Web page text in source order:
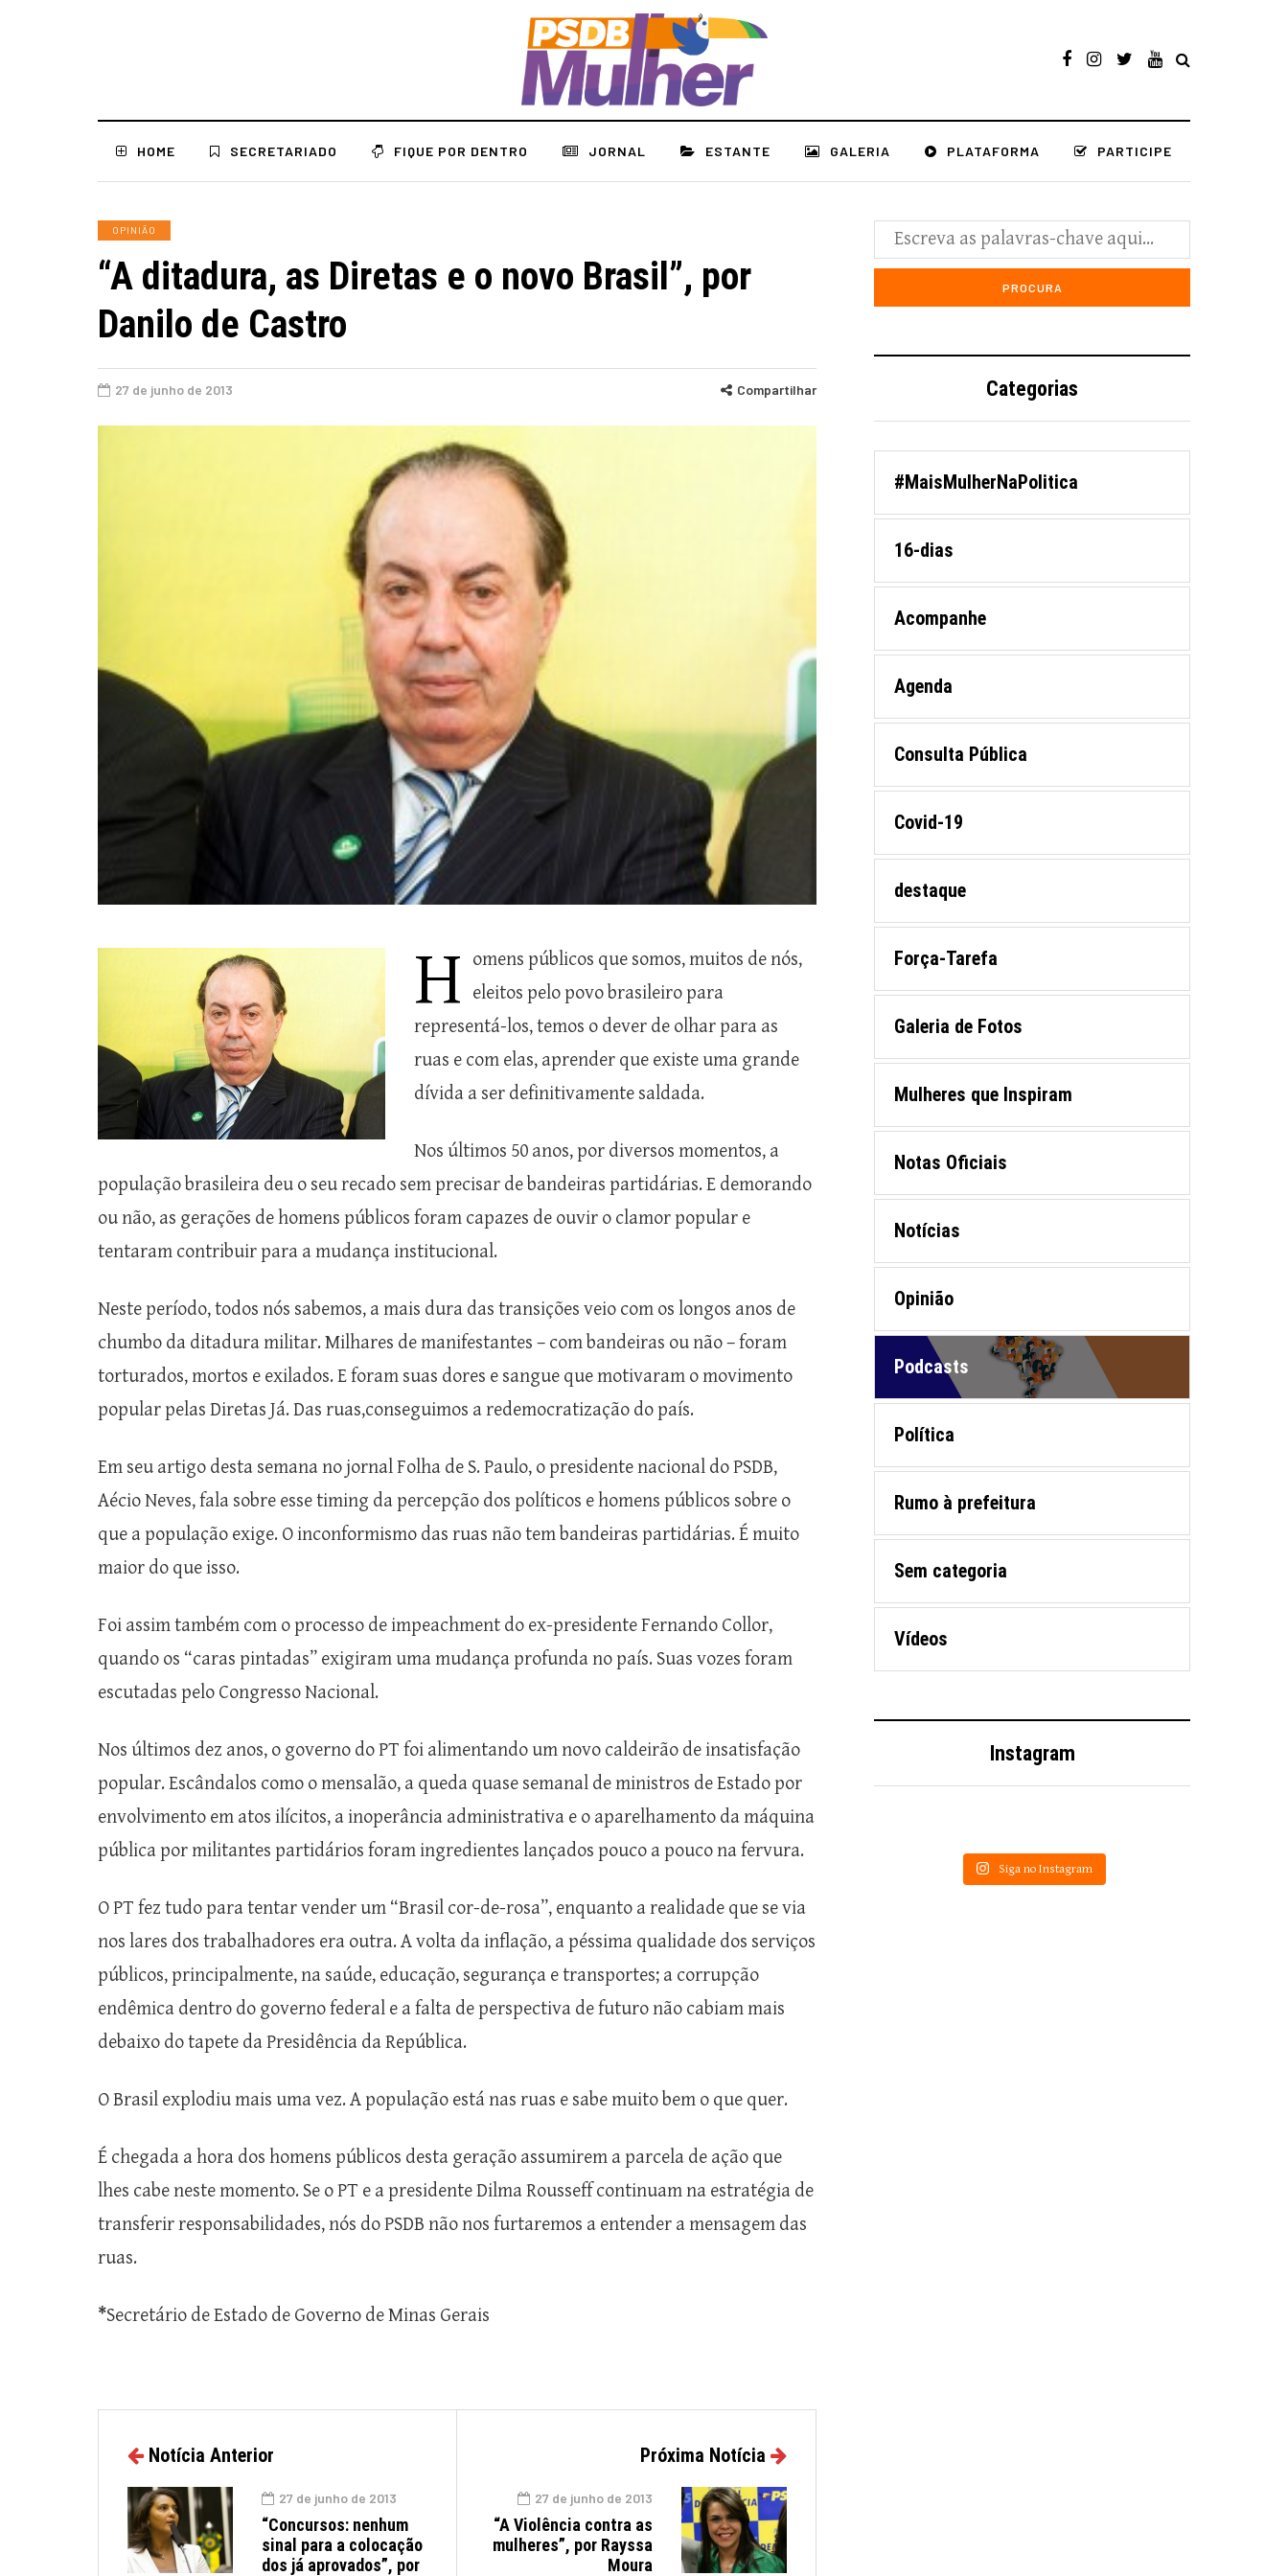
HOME SECRETARIADO FIQUE POR DENTRO JORNAL ESTANTE GALERIA PLATAFORMA PARTICIPE
OPINIÃO
“A ditadura, as Diretas e o novo Brasil”, por
Danilo de Castro
27 de junho de 2013 Compartilhar
H
omens públicos que somos, muitos de nós,
eleitos pelo povo brasileiro para
representá-los, temos o dever de olhar para as
ruas e com elas, aprender que existe uma grande
dívida a ser definitivamente saldada.
Nos últimos 50 anos, por diversos momentos, a
população brasileira deu o seu recado sem precisar de bandeiras partidárias. E demorando
ou não, as gerações de homens públicos foram capazes de ouvir o clamor popular e
tentaram contribuir para a mudança institucional.
Neste período, todos nós sabemos, a mais dura das transições veio com os longos anos de
chumbo da ditadura militar. Milhares de manifestantes – com bandeiras ou não – foram
torturados, mortos e exilados. E foram suas dores e sangue que motivaram o movimento
popular pelas Diretas Já. Das ruas,conseguimos a redemocratização do país.
Em seu artigo desta semana no jornal Folha de S. Paulo, o presidente nacional do PSDB,
Aécio Neves, fala sobre esse timing da percepção dos políticos e homens públicos sobre o
que a população exige. O inconformismo das ruas não tem bandeiras partidárias. É muito
maior do que isso.
Foi assim também com o processo de impeachment do ex-presidente Fernando Collor,
quando os “caras pintadas” exigiram uma mudança profunda no país. Suas vozes foram
escutadas pelo Congresso Nacional.
Nos últimos dez anos, o governo do PT foi alimentando um novo caldeirão de insatisfação
popular. Escândalos como o mensalão, a queda quase semanal de ministros de Estado por
envolvimento em atos ilícitos, a inoperância administrativa e o aparelhamento da máquina
pública por militantes partidários foram ingredientes lançados pouco a pouco na fervura.
O PT fez tudo para tentar vender um “Brasil cor-de-rosa”, enquanto a realidade que se via
nos lares dos trabalhadores era outra. A volta da inflação, a péssima qualidade dos serviços
públicos, principalmente, na saúde, educação, segurança e transportes; a corrupção
endêmica dentro do governo federal e a falta de perspectiva de futuro não cabiam mais
debaixo do tapete da Presidência da República.
O Brasil explodiu mais uma vez. A população está nas ruas e sabe muito bem o que quer.
É chegada a hora dos homens públicos desta geração assumirem a parcela de ação que
lhes cabe neste momento. Se o PT e a presidente Dilma Rousseff continuam na estratégia de
transferir responsabilidades, nós do PSDB não nos furtaremos a entender a mensagem das
ruas.
*Secretário de Estado de Governo de Minas Gerais
Categorias
#MaisMulherNaPolitica
16-dias
Acompanhe
Agenda
Consulta Pública
Covid-19
destaque
Força-Tarefa
Galeria de Fotos
Mulheres que Inspiram
Notas Oficiais
Notícias
Opinião
Podcasts
Política
Rumo à prefeitura
Sem categoria
Vídeos
Instagram
Siga no Instagram
Notícia Anterior
27 de junho de 2013
“Concursos: nenhum
sinal para a colocação
dos já aprovados”, por
Próxima Notícia
27 de junho de 2013
“A Violência contra as
mulheres”, por Rayssa
Moura